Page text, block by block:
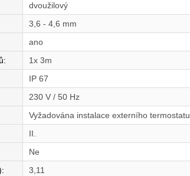
dvoužilový
3,6 - 4,6 mm
ano
:
1x 3m
IP 67
230 V / 50 Hz
Vyžadována instalace externího termostatu
II.
Ne
:
3,11